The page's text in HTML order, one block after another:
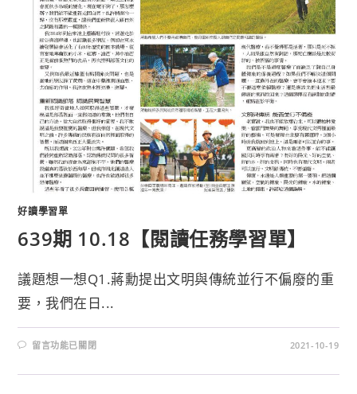
好讀學習單
639期 10.18【閱讀任務學習單】
議題想一想Q1.蔣勳提出文明與傳統並行不偏廢的重
要，我們在日...
留言功能已關閉 2021-10-19